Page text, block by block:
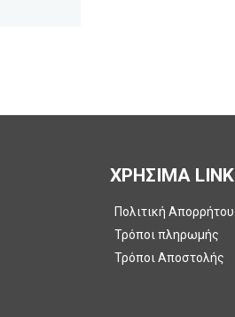
ΧΡΗΣΙΜΑ LINK
Πολιτική Απορρήτου
Τρόποι πληρωμής
Τρόποι Αποστολής